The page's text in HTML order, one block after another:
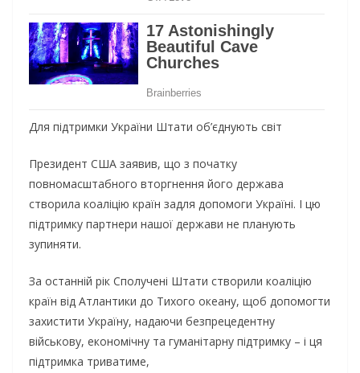
Для підтримки України Штати об’єднують світ
Президент США заявив, що з початку
повномасштабного вторгнення його держава
створила коаліцію країн задля допомоги Україні. І цю
підтримку партнери нашої держави не планують
зупиняти.
За останній рік Сполучені Штати створили коаліцію
країн від Атлантики до Тихого океану, щоб допомогти
захистити Україну, надаючи безпрецедентну
військову, економічну та гуманітарну підтримку – і ця
підтримка триватиме,